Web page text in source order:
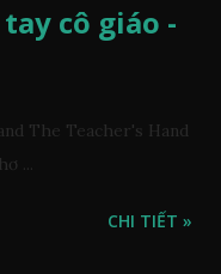
cô giáo -
The Teacher's Hand
...
CHI TIẾT »